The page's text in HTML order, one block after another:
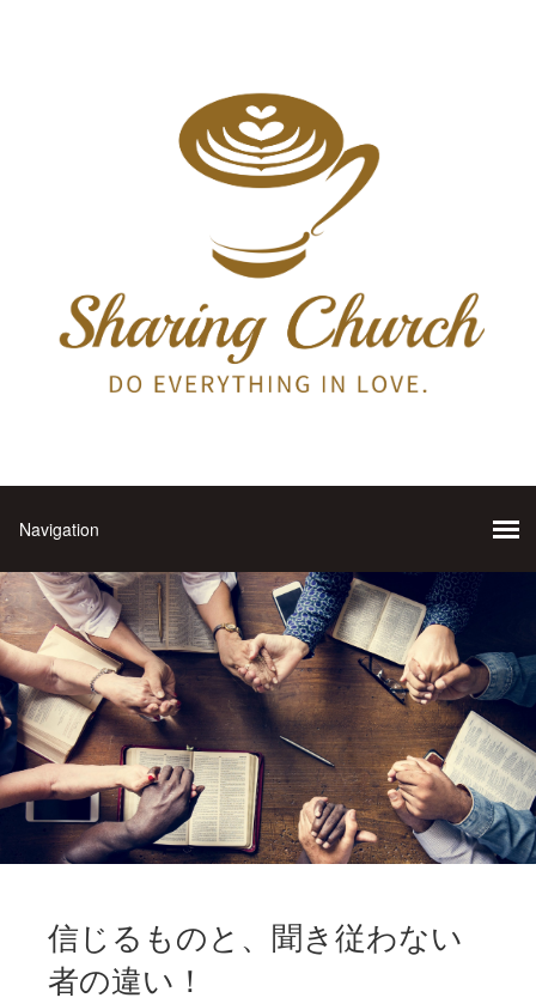
信じるものと、聞き従わない
者の違い！